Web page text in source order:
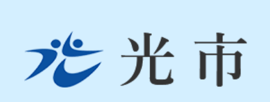
市
Hikari